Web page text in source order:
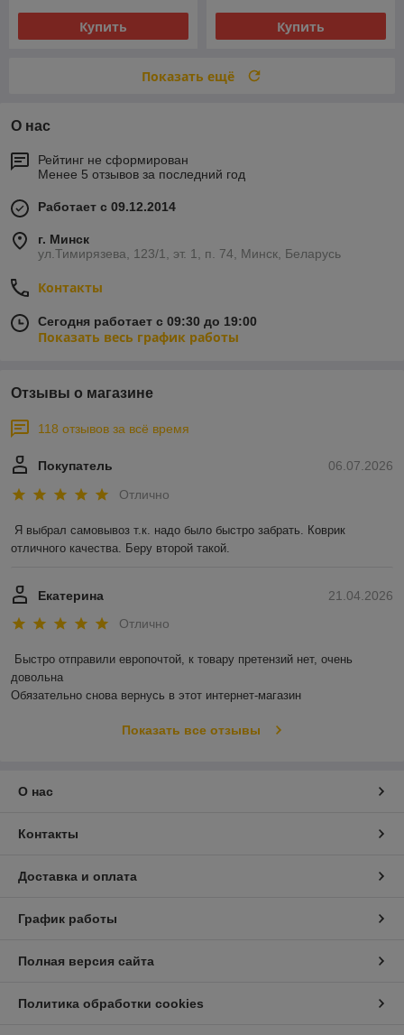
Купить Купить
Показать ещё
О нас
Рейтинг не сформирован
Менее 5 отзывов за последний год
Работает с 09.12.2014
г. Минск
ул.Тимирязева, 123/1, эт. 1, п. 74, Минск, Беларусь
Контакты
Сегодня работает с 09:30 до 19:00
Показать весь график работы
Отзывы о магазине
118 отзывов за всё время
06.07.2026
Покупатель
Отлично
Я выбрал самовывоз т.к. надо было быстро забрать. Коврик
отличного качества. Беру второй такой.
21.04.2026
Екатерина
Отлично
Быстро отправили европочтой, к товару претензий нет, очень
довольна
Обязательно снова вернусь в этот интернет-магазин
Показать все отзывы
О нас
Контакты
Доставка и оплата
График работы
Полная версия сайта
Политика обработки cookies